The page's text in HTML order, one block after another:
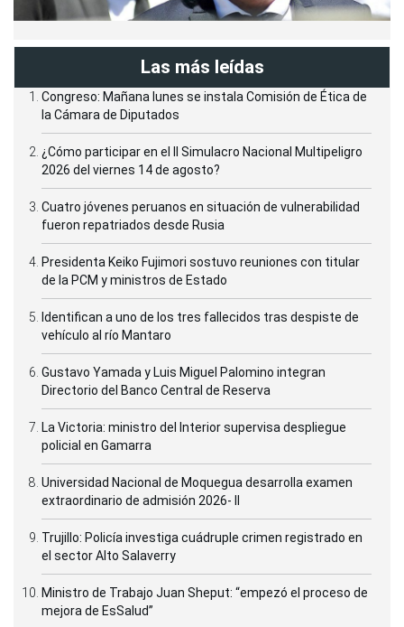
Las más leídas
Congreso: Mañana lunes se instala Comisión de Ética de
la Cámara de Diputados
¿Cómo participar en el II Simulacro Nacional Multipeligro
2026 del viernes 14 de agosto?
Cuatro jóvenes peruanos en situación de vulnerabilidad
fueron repatriados desde Rusia
Presidenta Keiko Fujimori sostuvo reuniones con titular
de la PCM y ministros de Estado
Identifican a uno de los tres fallecidos tras despiste de
vehículo al río Mantaro
Gustavo Yamada y Luis Miguel Palomino integran
Directorio del Banco Central de Reserva
La Victoria: ministro del Interior supervisa despliegue
policial en Gamarra
Universidad Nacional de Moquegua desarrolla examen
extraordinario de admisión 2026- II
Trujillo: Policía investiga cuádruple crimen registrado en
el sector Alto Salaverry
Ministro de Trabajo Juan Sheput: “empezó el proceso de
mejora de EsSalud”